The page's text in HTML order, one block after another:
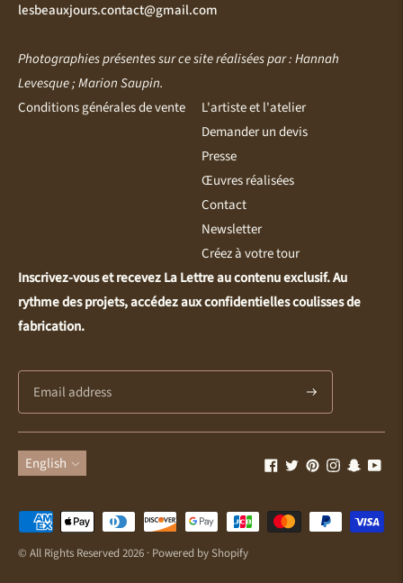
lesbeauxjours.contact@gmail.com
Photographies présentes sur ce site réalisées par : Hannah
Levesque ; Marion Saupin.
Conditions générales de vente
L'artiste et l'atelier
Demander un devis
Presse
Œuvres réalisées
Contact
Newsletter
Créez à votre tour
Inscrivez-vous et recevez La Lettre au contenu exclusif. Au
rythme des projets, accédez aux confidentielles coulisses de
fabrication.
Subscribe
Language
English
Payment
methods
© All Rights Reserved 2026 · Powered by Shopify